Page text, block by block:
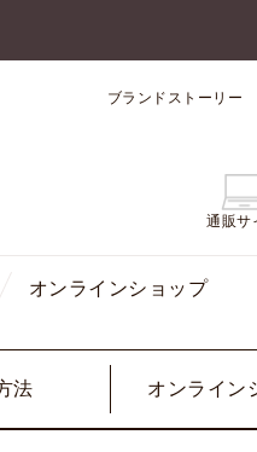
ブランドストーリー
通販サ
オンラインショップ
法 オンライン